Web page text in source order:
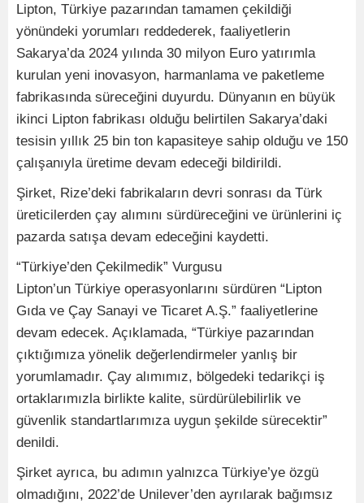
Lipton, Türkiye pazarından tamamen çekildiği
yönündeki yorumları reddederek, faaliyetlerin
Sakarya’da 2024 yılında 30 milyon Euro yatırımla
kurulan yeni inovasyon, harmanlama ve paketleme
fabrikasında süreceğini duyurdu. Dünyanın en büyük
ikinci Lipton fabrikası olduğu belirtilen Sakarya’daki
tesisin yıllık 25 bin ton kapasiteye sahip olduğu ve 150
çalışanıyla üretime devam edeceği bildirildi.
Şirket, Rize’deki fabrikaların devri sonrası da Türk
üreticilerden çay alımını sürdüreceğini ve ürünlerini iç
pazarda satışa devam edeceğini kaydetti.
“Türkiye’den Çekilmedik” Vurgusu
Lipton’un Türkiye operasyonlarını sürdüren “Lipton
Gıda ve Çay Sanayi ve Ticaret A.Ş.” faaliyetlerine
devam edecek. Açıklamada, “Türkiye pazarından
çıktığımıza yönelik değerlendirmeler yanlış bir
yorumlamadır. Çay alımımız, bölgedeki tedarikçi iş
ortaklarımızla birlikte kalite, sürdürülebilirlik ve
güvenlik standartlarımıza uygun şekilde sürecektir”
denildi.
Şirket ayrıca, bu adımın yalnızca Türkiye’ye özgü
olmadığını, 2022’de Unilever’den ayrılarak bağımsız